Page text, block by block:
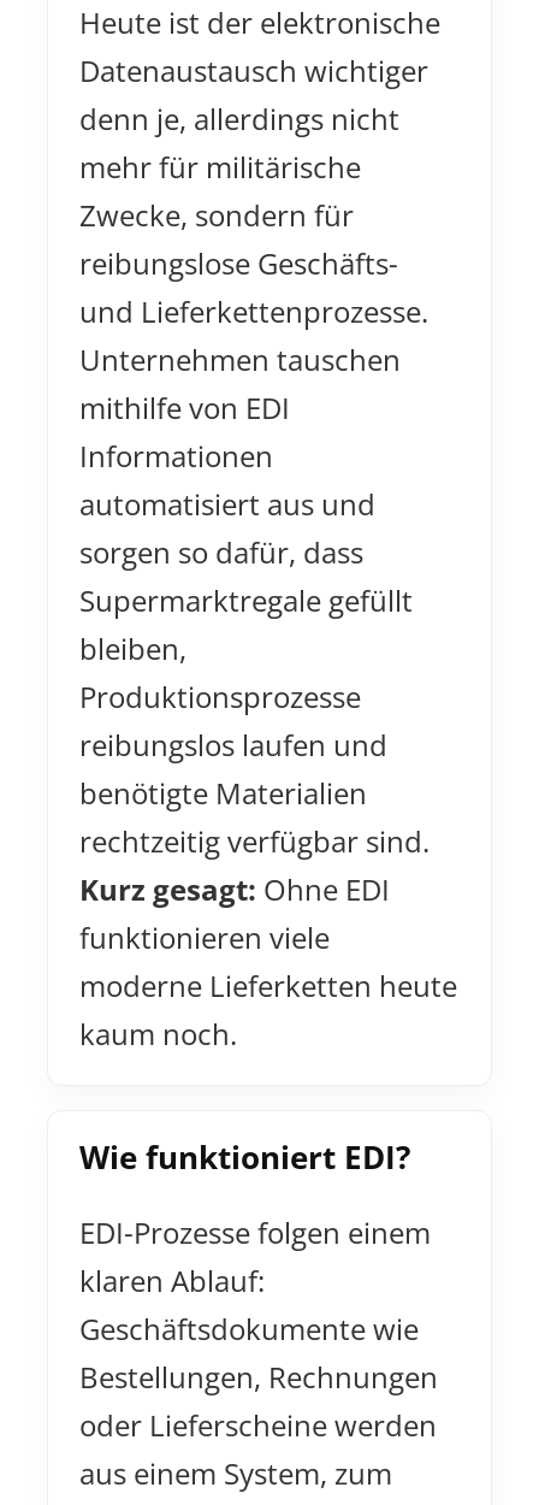
Heute ist der elektronische
Datenaustausch wichtiger
denn je, allerdings nicht
mehr für militärische
Zwecke, sondern für
reibungslose Geschäfts-
und Lieferkettenprozesse.
Unternehmen tauschen
mithilfe von EDI
Informationen
automatisiert aus und
sorgen so dafür, dass
Supermarktregale gefüllt
bleiben,
Produktionsprozesse
reibungslos laufen und
benötigte Materialien
rechtzeitig verfügbar sind.
Kurz gesagt: Ohne EDI
funktionieren viele
moderne Lieferketten heute
kaum noch.
Wie funktioniert EDI?
EDI-Prozesse folgen einem
klaren Ablauf:
Geschäftsdokumente wie
Bestellungen, Rechnungen
oder Lieferscheine werden
aus einem System, zum